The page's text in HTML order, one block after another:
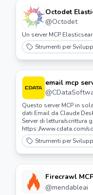
Octodet
@Octodet
Un server MCP
Strumenti per
email mcp
@
Questo server MCP in
dati Email da Claude
Server di lettura/scrittura
https://www.cdata.com/
Strumenti per
Firecrawl
@mendableai